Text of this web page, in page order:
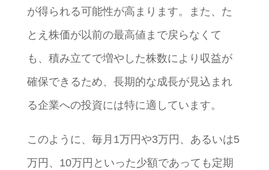
が得られる可能性が高まります。また、た
とえ株価が以前の最高値まで戻らなくて
も、積み立てで増やした株数により収益が
確保できるため、長期的な成長が見込まれ
る企業への投資には特に適しています。
このように、毎月1万円や3万円、あるいは5
万円、10万円といった少額であっても定期